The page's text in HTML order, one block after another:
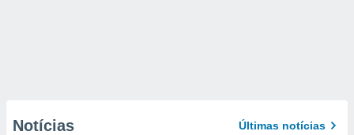
Notícias Últimas notícias